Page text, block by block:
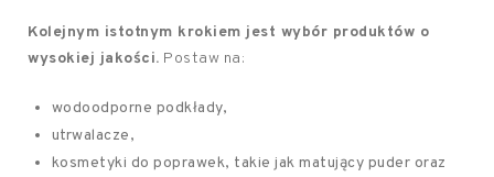
Kolejnym istotnym krokiem jest wybór produktów o
wysokiej jakości. Postaw na:
wodoodporne podkłady,
utrwalacze,
kosmetyki do poprawek, takie jak matujący puder oraz